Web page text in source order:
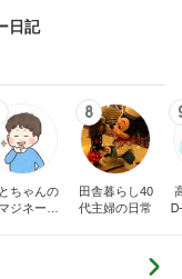
日記
ちゃんの
ジネーシ
8
田舎暮らし40
代主婦の日常